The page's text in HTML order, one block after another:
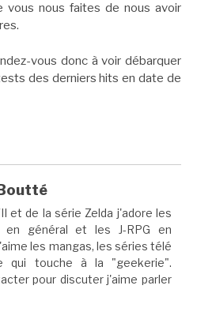
vous nous faites de nous avoir
vous donc à voir débarquer
des derniers hits en date de
et de la série Zelda j'adore les
en général et les J-RPG en
les mangas, les séries télé
touche à la "geekerie".
pour discuter j'aime parler